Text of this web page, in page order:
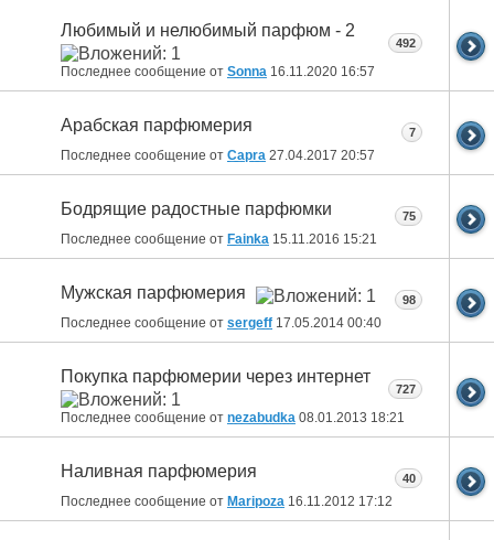
Любимый и нелюбимый парфюм - 2
Последнее сообщение от Sonna 16.11.2020 16:57
492
Арабская парфюмерия
Последнее сообщение от Capra 27.04.2017 20:57
7
Бодрящие радостные парфюмки
Последнее сообщение от Fainka 15.11.2016 15:21
75
Мужская парфюмерия
Последнее сообщение от sergeff 17.05.2014 00:40
98
Покупка парфюмерии через интернет
Последнее сообщение от nezabudka 08.01.2013 18:21
727
Наливная парфюмерия
Последнее сообщение от Maripoza 16.11.2012 17:12
40